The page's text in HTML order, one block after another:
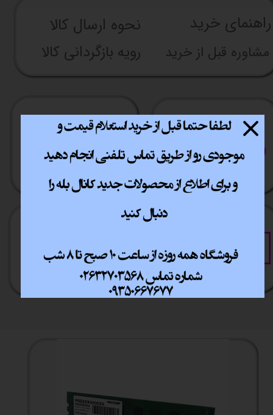
راهنما​​​​​​​​​​​​​​ی خرید نحوه ارسال کالا
مشاوره قبل از خرید رویه بازگردانی کالا
پشتیبانی انلاین
​7روز هفته 10تا 20
ارسال سریع
​​سراسر ایران
فقط با چند کلیک آسان به راحتی